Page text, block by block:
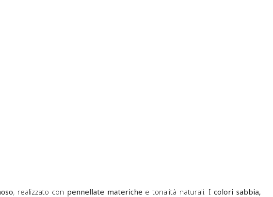
, realizzato con pennellate materiche e tonalità naturali. Icolori sabbia,